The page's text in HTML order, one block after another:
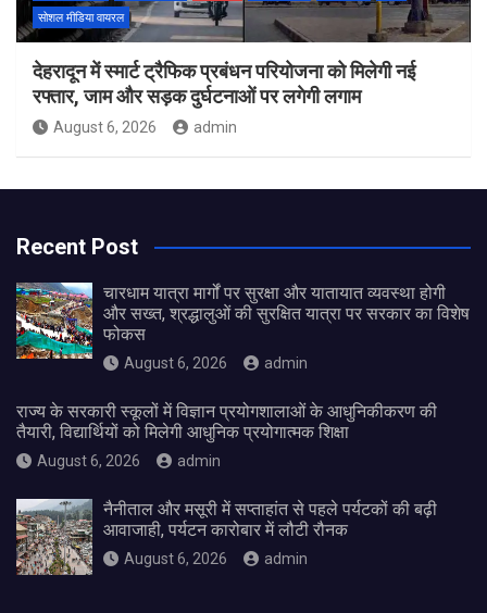
सोशल मीडिया वायरल
देहरादून में स्मार्ट ट्रैफिक प्रबंधन परियोजना को मिलेगी नई
रफ्तार, जाम और सड़क दुर्घटनाओं पर लगेगी लगाम
August 6, 2026 admin
Recent Post
चारधाम यात्रा मार्गों पर सुरक्षा और यातायात व्यवस्था होगी
और सख्त, श्रद्धालुओं की सुरक्षित यात्रा पर सरकार का विशेष
फोकस
August 6, 2026 admin
राज्य के सरकारी स्कूलों में विज्ञान प्रयोगशालाओं के आधुनिकीकरण की
तैयारी, विद्यार्थियों को मिलेगी आधुनिक प्रयोगात्मक शिक्षा
August 6, 2026 admin
नैनीताल और मसूरी में सप्ताहांत से पहले पर्यटकों की बढ़ी
आवाजाही, पर्यटन कारोबार में लौटी रौनक
August 6, 2026 admin